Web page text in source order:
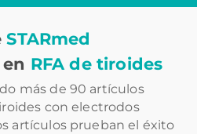
STARmed
RFA de tiroides
más de 90 artículos
con electrodos
artículos prueban el éxito